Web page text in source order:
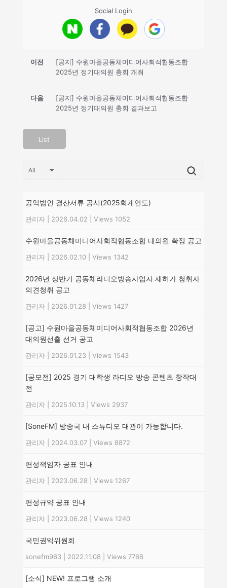
Social Login
이전
[공지] 수원마을공동체미디어사회적협동조합
2025년 정기대의원 총회 개최
[공지] 수원마을공동체미디어사회적협동조합
2025년 정기대의원 총회 결과보고
다음
List
공익법인 결산서류 공시(2025회계연도)
관리자 2026.04.02 Views 1052
수원마을공동체미디어사회적협동조합 대의원 확정 공고
관리자 2026.02.10 Views 1342
2026년 상반기 공동체라디오방송사업자 재허가 청취자
의견청취 공고
관리자 2026.01.28 Views 1427
[공고] 수원마을공동체미디어사회적협동조합 2026년
대의원선출 선거 공고
관리자 2026.01.23 Views 1543
[공모전] 2025 경기 대학생 라디오 방송 콘텐츠 창작대
전
관리자 2025.10.13 Views 2937
[SoneFM] 방송국 내 스튜디오 대관이 가능합니다.
관리자 2024.03.07 Views 8872
편성책임자 공표 안내
관리자 2023.06.28 Views 1267
편성규약 공표 안내
관리자 2023.06.28 Views 1240
국민권익위원회
sonefm963 2022.11.08 Views 7766
[소식] NEW! 프로그램 소개